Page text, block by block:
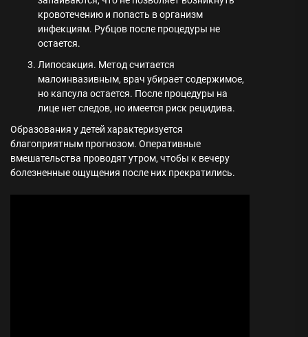
кровотечению и попасть в организм
инфекциям. Рубцов после процедуры не
остается.
Липосакция. Метод считается
малоинвазивным, врач убирает содержимое,
но капсула остается. После процедуры на
лице нет следов, но имеется риск рецидива.
Образования у детей характеризуется
благоприятным прогнозом. Оперативные
вмешательства проводят утром, чтобы к вечеру
болезненные ощущения после них прекратились.